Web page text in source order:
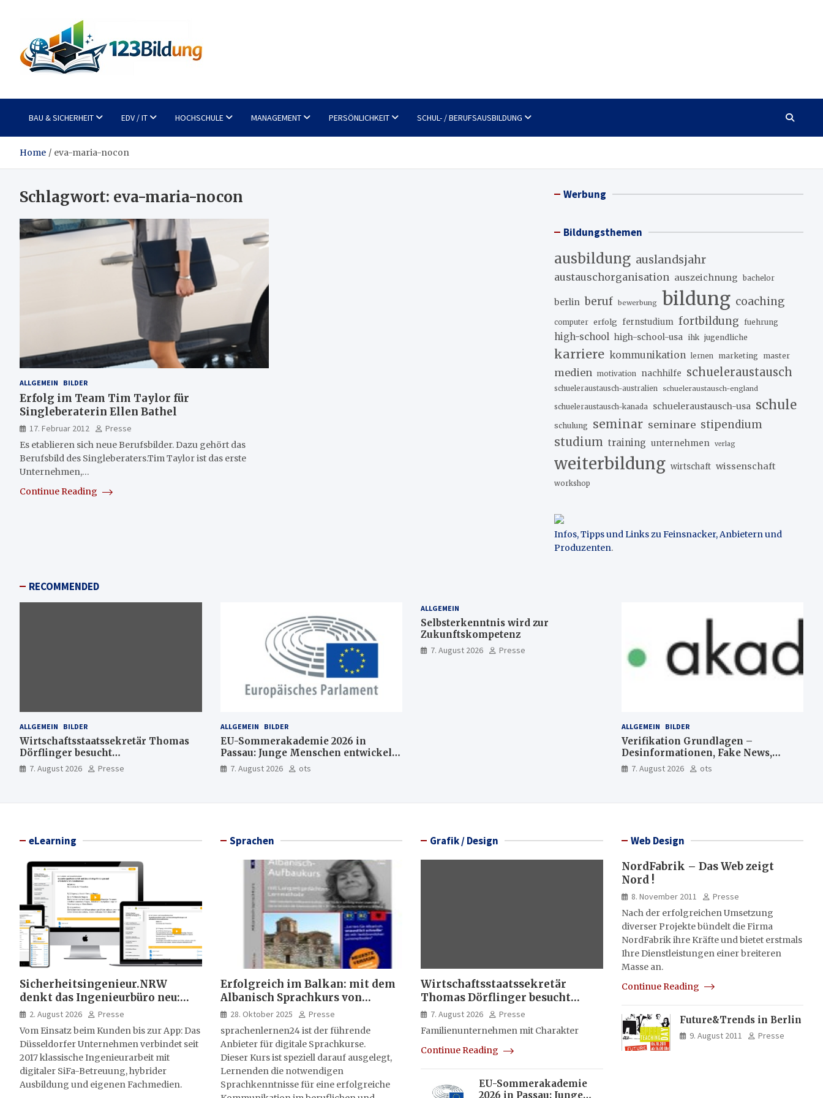
123Bildung
BAU & SICHERHEIT EDV / IT HOCHSCHULE MANAGEMENT PERSÖNLICHKEIT SCHUL- / BERUFSAUSBILDUNG
Home eva-maria-nocon
Schlagwort: eva-maria-nocon
ALLGEMEIN BILDER
Erfolg im Team Tim Taylor für
Singleberaterin Ellen Bathel
17. Februar 2012
Presse
Es etablieren sich neue Berufsbilder. Dazu gehört das
Berufsbild des Singleberaters.Tim Taylor ist das erste
Unternehmen,…
Continue Reading
Werbung
Bildungsthemen
ausbildung auslandsjahr
austauschorganisation auszeichnung bachelor
berlin beruf bewerbung bildung coaching
computer erfolg fernstudium fortbildung fuehrung
high-school high-school-usa ihk jugendliche
karriere kommunikation lernen marketing master
medien motivation nachhilfe schueleraustausch
schueleraustausch-australien schueleraustausch-england
schueleraustausch-kanada schueleraustausch-usa schule
schulung seminar seminare stipendium
studium training unternehmen verlag
weiterbildung wirtschaft wissenschaft
workshop
Infos, Tipps und Links zu Feinsnacker, Anbietern und
Produzenten.
RECOMMENDED
ALLGEMEIN BILDER
Wirtschaftsstaatssekretär Thomas
Dörflinger besucht
Handwerksbetrieb im
Kammerbezirk Freiburg
7. August 2026 Presse
ALLGEMEIN BILDER
EU-Sommerakademie 2026 in
Passau: Junge Menschen entwickeln
Ideen für Europas Zukunft
7. August 2026 ots
ALLGEMEIN
Selbsterkenntnis wird zur
Zukunftskompetenz
7. August 2026 Presse
ALLGEMEIN BILDER
Verifikation Grundlagen –
Desinformationen, Fake News,
manipulierte Inhalte | dpa-
Akademie
7. August 2026 ots
eLearning
Sicherheitsingenieur.NRW
denkt das Ingenieurbüro neu:
HSE-Beratung wird digital,
hybrid und multimedial
2. August 2026
Presse
Vom Einsatz beim Kunden bis zur App: Das
Düsseldorfer Unternehmen verbindet seit
2017 klassische Ingenieurarbeit mit
digitaler SiFa-Betreuung, hybrider
Ausbildung und eigenen Fachmedien.
Sprachen
Erfolgreich im Balkan: mit dem
Albanisch Sprachkurs von
sprachenlernen24
28. Oktober 2025
Presse
sprachenlernen24 ist der führende
Anbieter für digitale Sprachkurse.
Dieser Kurs ist speziell darauf ausgelegt,
Lernenden die notwendigen
Sprachkenntnisse für eine erfolgreiche
Grafik / Design
Wirtschaftsstaatssekretär
Thomas Dörflinger besucht
Handwerksbetrieb im
Kammerbezirk Freiburg
7. August 2026
Presse
Familienunternehmen mit Charakter
Continue Reading
EU-Sommerakademie
2026 in Passau: Junge
Web Design
NordFabrik – Das Web zeigt
Nord !
8. November 2011
Presse
Nach der erfolgreichen Umsetzung
diverser Projekte bündelt die Firma
NordFabrik ihre Kräfte und bietet erstmals
Ihre Dienstleistungen einer breiteren
Masse an.
Continue Reading
Future&Trends in Berlin
9. August 2011 Presse